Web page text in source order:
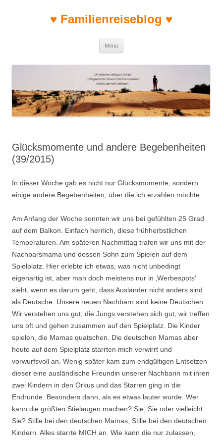
♥ Familienreiseblog ♥
Menü
Glücksmomente und andere Begebenheiten
(39/2015)
In dieser Woche gab es nicht nur Glücksmomente, sondern
einige andere Begebenheiten, über die ich erzählen möchte.
Am Anfang der Woche sonnten wir uns bei gefühlten 25 Grad
auf dem Balkon. Einfach herrlich, diese frühherbstlichen
Temperaturen. Am späteren Nachmittag trafen wir uns mit der
Nachbarsmama und dessen Sohn zum Spielen auf dem
Spielplatz. Hier erlebte ich etwas, was nicht unbedingt
eigenartig ist, aber man doch meistens nur in ‚Werbespots‘
sieht, wenn es darum geht, dass Ausländer nicht anders sind
als Deutsche. Unsere neuen Nachbarn sind keine Deutschen.
Wir verstehen uns gut, die Jungs verstehen sich gut, wir treffen
uns oft und gehen zusammen auf den Spielplatz. Die Kinder
spielen, die Mamas quatschen. Die deutschen Mamas aber
heute auf dem Spielplatz starrten mich verwirrt und
vorwurfsvoll an. Wenig später kam zum endgültigen Entsetzen
dieser eine ausländische Freundin unserer Nachbarin mit ihren
zwei Kindern in den Orkus und das Starren ging in die
Endrunde. Besonders dann, als es etwas lauter wurde. Wer
kann die größten Stielaugen machen? Sie, Sie oder vielleicht
Sie? Stille bei den deutschen Mamas, Stille bei den deutschen
Kindern. Alles starrte MICH an. Wie kann die nur zulassen,